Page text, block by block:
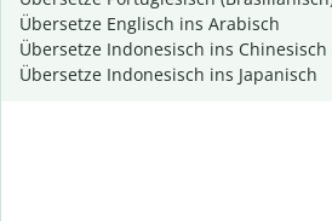
Übersetze Englisch ins Arabisch
Übersetze Indonesisch ins
Übersetze Indonesisch ins Japanisch